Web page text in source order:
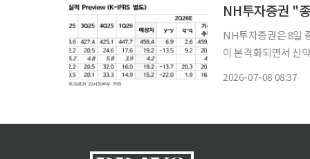
NH투자증권 "
NH투자증권은 8일
이 본격화되면서 신
2026-07-08 08:37